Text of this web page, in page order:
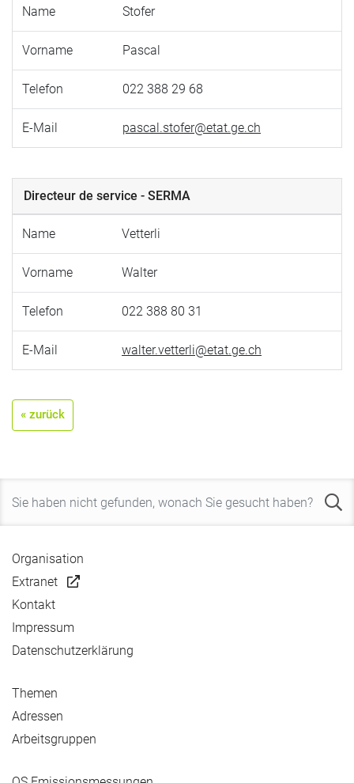
Name Stofer
Vorname Pascal
Telefon 022 388 29 68
E-Mail pascal.stofer@etat.ge.ch
Directeur de service - SERMA
Name Vetterli
Vorname Walter
Telefon 022 388 80 31
E-Mail walter.vetterli@etat.ge.ch
« zurück
Organisation
Extranet
Kontakt
Impressum
Datenschutzerklärung
Themen
Adressen
Arbeitsgruppen